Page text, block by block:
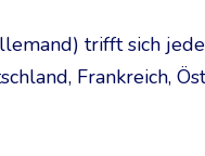
trifft sich
Frankreich,